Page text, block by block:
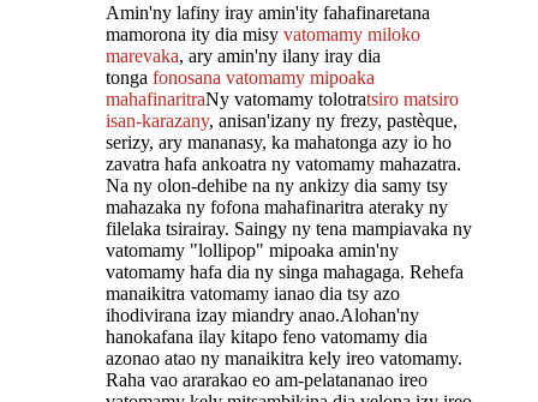
Amin'ny lafiny iray amin'ity fahafinaretana
mamorona ity dia misy vatomamy miloko
marevaka, ary amin'ny ilany iray dia
tonga fonosana vatomamy mipoaka
mahafinaritraNy vatomamy tolotratsiro matsiro
isan-karazany, anisan'izany ny frezy, pastèque,
serizy, ary mananasy, ka mahatonga azy io ho
zavatra hafa ankoatra ny vatomamy mahazatra.
Na ny olon-dehibe na ny ankizy dia samy tsy
mahazaka ny fofona mahafinaritra ateraky ny
filelaka tsirairay. Saingy ny tena mampiavaka ny
vatomamy "lollipop" mipoaka amin'ny
vatomamy hafa dia ny singa mahagaga. Rehefa
manaikitra vatomamy ianao dia tsy azo
ihodivirana izay miandry anao.Alohan'ny
hanokafana ilay kitapo feno vatomamy dia
azonao atao ny manaikitra kely ireo vatomamy.
Raha vao ararakao eo am-pelatananao ireo